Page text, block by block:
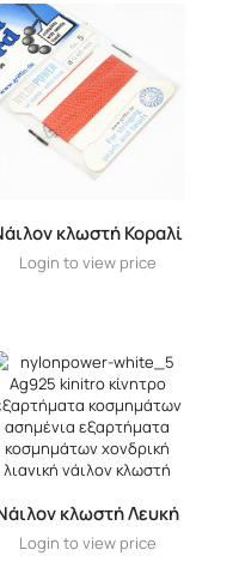
κλωστή Κοραλί
Login to view price
κλωστή Λευκή
Login to view price